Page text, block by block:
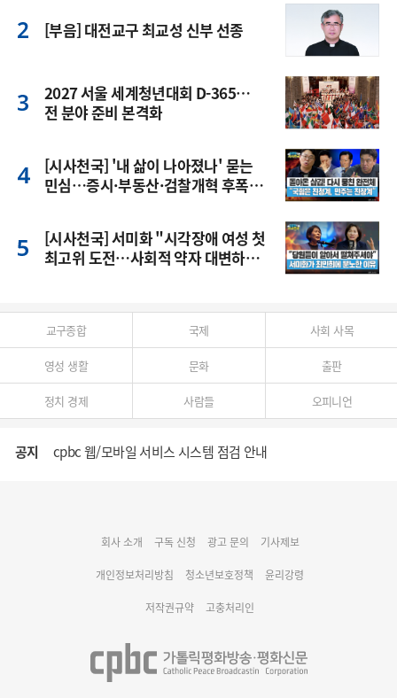
[부음] 대전교구 최교성 신부 선종
2027 서울 세계청년대회 D-365…
전 분야 준비 본격화
[시사천국] '내 삶이 나아졌나' 묻는
민심…증시·부동산·검찰개혁 후폭
[시사천국] 서미화 "시각장애 여성 첫
최고위 도전…사회적 약자 대변하겠
교구종합 국제 사회 사목
영성 생활 문화 출판
정치 경제 사람들 오피니언
공지 cpbc 웹/모바일 서비스 시스템 점검 안내
명동 미디어큐브 & 1898 미디어월 공모전 수상작 발표
회사 소개 구독 신청 광고 문의 기사제보
개인정보처리방침 청소년보호정책 윤리강령
저작권규약 고충처리인